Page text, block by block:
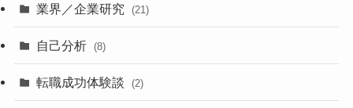
業界／企業研究 (21)
自己分析 (8)
転職成功体験談 (2)